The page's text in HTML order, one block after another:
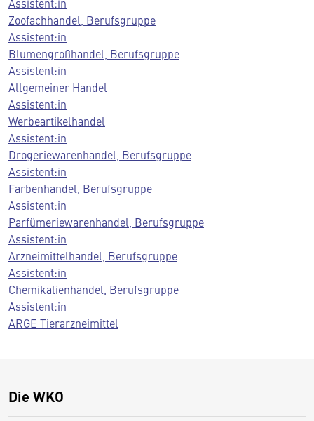
Zoofachhandel, Berufsgruppe
Assistent:in
Blumengroßhandel, Berufsgruppe
Assistent:in
Allgemeiner Handel
Assistent:in
Werbeartikelhandel
Assistent:in
Drogeriewarenhandel, Berufsgruppe
Assistent:in
Farbenhandel, Berufsgruppe
Assistent:in
Parfümeriewarenhandel, Berufsgruppe
Assistent:in
Arzneimittelhandel, Berufsgruppe
Assistent:in
Chemikalienhandel, Berufsgruppe
Assistent:in
ARGE Tierarzneimittel
Die WKO